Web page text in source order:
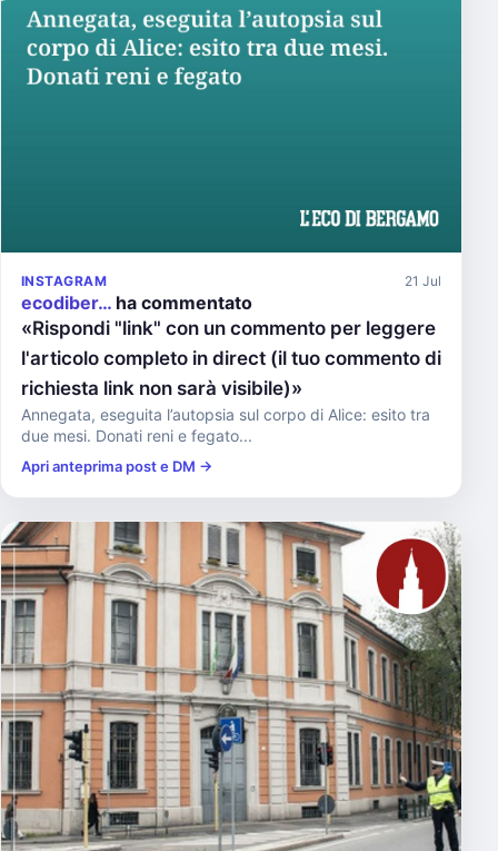
INSTAGRAM 21 Jul
ecodiber… ha commentato
«Rispondi "link" con un commento per leggere
l'articolo completo in direct (il tuo commento di
richiesta link non sarà visibile)»
Annegata, eseguita l’autopsia sul corpo di Alice: esito tra
due mesi. Donati reni e fegato...
Apri anteprima post e DM →